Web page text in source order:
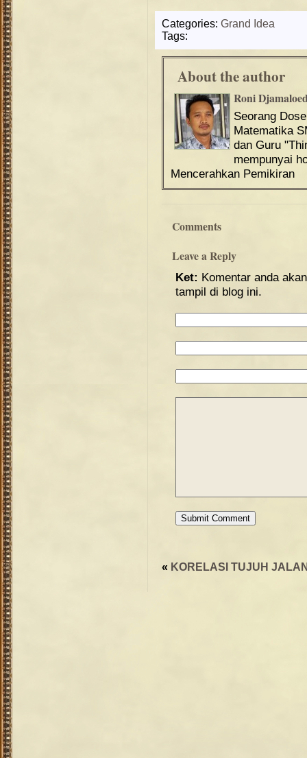
Categories: Grand Idea
Tags:
About the author
Roni
Seorang
Matematika
dan Guru
mempunyai
Mencerahkan Pemikiran
Comments
Leave a Reply
Ket: Komentar anda
tampil di blog ini.
« KORELASI TUJUH